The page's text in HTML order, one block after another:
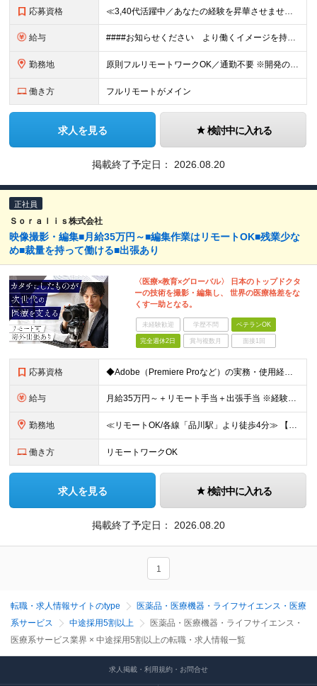
応募資格 ≪3,40代活躍中／あなたの経験を昇華させませんか？≫ ◆Webアプリケーションの開発経験をお持ちの方（年数不問） ◆大卒以上 ◆英語での日常会話ができる方 ★求める人物像 ・指示待ちではなく、0→
給与 ####お知らせください より働くイメージを持てるよう、給与の書き分けは可能でしょうか。 （例） ・開発経験5年の方 年俸●●万円 ・要件定義、詳細設計の経験が5年以上の方 年俸●●万円 など 年
勤務地 原則フルリモートワークOK／通勤不要 ※開発の熱量を共有するため、出社できる範囲にお住まいの方を想定。 ※年2～3回の海外出張あり。 ◆オフィス 東京都港区高輪3丁目25-29 Ave.Takan
働き方 フルリモートがメイン
求人を見る 検討中に入れる
掲載終了予定日： 2026.08.20
正社員
Ｓｏｒａｌｉｓ株式会社
映像撮影・編集■月給35万円～■編集作業はリモートOK■残業少な
め■裁量を持って働ける■出張あり
〈医療×教育×グローバル〉 日本のトップドクタ
ーの技術を撮影・編集し、 世界の医療格差をな
くす一助となる。
未経験歓迎 学歴不問 ベテランOK
完全週休2日 賞与複数月 面接1回
応募資格 ◆Adobe（Premiere Proなど）の実務・使用経験 ◆大卒以上 ～～こんな方を求めています～～ ◆医療業界への興味がある方 ◆社会貢献性の高い仕事に就きたい方 ◆実際の手術映像を扱うため、
給与 月給35万円～＋リモート手当＋出張手当 ※経験・スキルを考慮の上、決定いたします。 ※試用期間3ヶ月あり（期間中の待遇に差異はありません） ※固定残業代（30時間分／8万円）を含む。超過分は別途支給
勤務地 ≪リモートOK/各線「品川駅」より徒歩4分≫ 【本社】 東京都港区高輪3丁目25-29 Ave.Takanawa 5階エキスパートオフィス品川高輪 (変更の範囲)上記を除く当社関連勤務地
働き方 リモートワークOK
求人を見る 検討中に入れる
掲載終了予定日： 2026.08.20
1
転職・求人情報サイトのtype
医薬品・医療機器・ライフサイエンス・医療
系サービス
中途採用5割以上
医薬品・医療機器・ライフサイエンス・
医療系サービス業界 × 中途採用5割以上の転職・求人情報一覧
求人掲載・利用規約・お問合せ